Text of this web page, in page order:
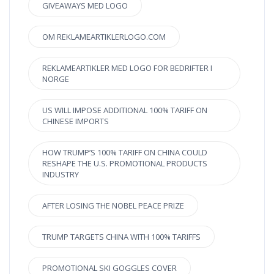
GIVEAWAYS MED LOGO
OM REKLAMEARTIKLERLOGO.COM
REKLAMEARTIKLER MED LOGO FOR BEDRIFTER I
NORGE
US WILL IMPOSE ADDITIONAL 100% TARIFF ON
CHINESE IMPORTS
HOW TRUMP’S 100% TARIFF ON CHINA COULD
RESHAPE THE U.S. PROMOTIONAL PRODUCTS
INDUSTRY
AFTER LOSING THE NOBEL PEACE PRIZE
TRUMP TARGETS CHINA WITH 100% TARIFFS
PROMOTIONAL SKI GOGGLES COVER